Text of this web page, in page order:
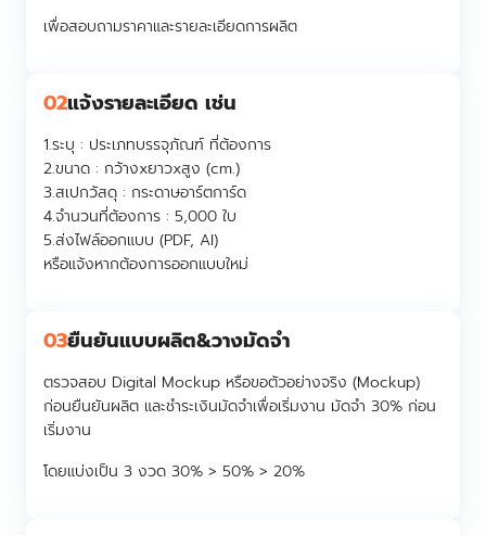
เพื่อสอบถามราคาและรายละเอียดการผลิต
02แจ้งรายละเอียด เช่น
1.ระบุ : ประเภทบรรจุภัณฑ์ ที่ต้องการ
2.ขนาด : กว้างxยาวxสูง (cm.)
3.สเปกวัสดุ : กระดาษอาร์ตการ์ด
4.จำนวนที่ต้องการ : 5,000 ใบ
5.ส่งไฟล์ออกแบบ (PDF, AI)
หรือแจ้งหากต้องการออกแบบใหม่
03ยืนยันแบบผลิต&วางมัดจำ
ตรวจสอบ Digital Mockup หรือขอตัวอย่างจริง (Mockup)
ก่อนยืนยันผลิต และชำระเงินมัดจำเพื่อเริ่มงาน มัดจำ 30% ก่อน
เริ่มงาน
โดยแบ่งเป็น 3 งวด 30% > 50% > 20%